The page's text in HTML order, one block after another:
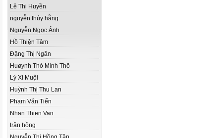
Lê Thị Huyền
nguyễn thúy hằng
Nguyễn Ngọc Ảnh
Hồ Thiện Tâm
Đặng Thị Ngân
Huøynh Thò Minh Thö
Lý Xi Muội
Huỳnh Thị Thu Lan
Phạm Văn Tiến
Nhan Thien Van
trần hồng